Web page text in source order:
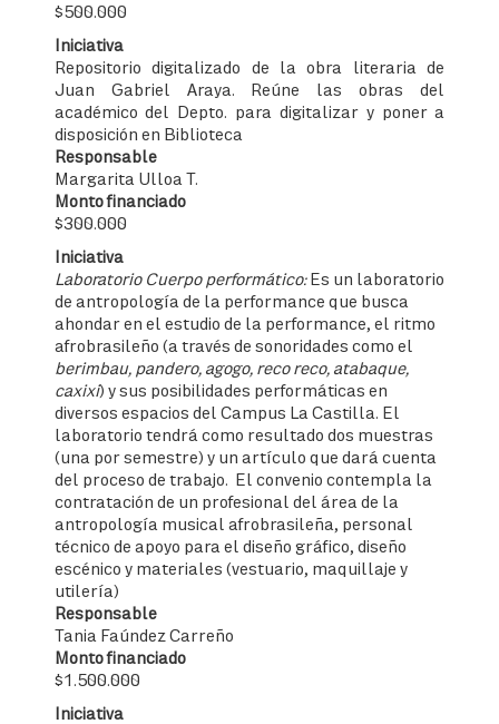
$500.000
Iniciativa
Repositorio digitalizado de la obra literaria de
Juan Gabriel Araya. Reúne las obras del
académico del Depto. para digitalizar y poner a
disposición en Biblioteca
Responsable
Margarita Ulloa T.
Monto financiado
$300.000
Iniciativa
Laboratorio Cuerpo performático:Es un laboratorio
de antropología de la performance que busca
ahondar en el estudio de la performance, el ritmo
afrobrasileño (a través de sonoridades como el
berimbau, pandero, agogo, reco reco, atabaque,
caxixi) y sus posibilidades performáticas en
diversos espacios del Campus La Castilla. El
laboratorio tendrá como resultado dos muestras
(una por semestre) y un artículo que dará cuenta
del proceso de trabajo. El convenio contempla la
contratación de un profesional del área de la
antropología musical afrobrasileña, personal
técnico de apoyo para el diseño gráfico, diseño
escénico y materiales (vestuario, maquillaje y
utilería)
Responsable
Tania Faúndez Carreño
Monto financiado
$1.500.000
Iniciativa